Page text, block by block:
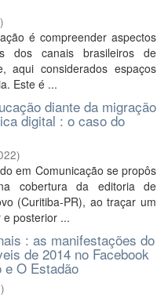
)
é compreender aspectos
dos canais brasileiros de
aqui considerados espaços
Este é ...
diante da migração
digital : o caso do
)
em Comunicação se propôs
cobertura da editoria de
(Curitiba-PR), ao traçar um
posterior ...
: as manifestações do
de 2014 no Facebook
e O Estadão
)